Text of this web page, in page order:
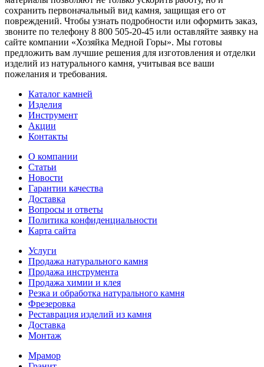
сохранить первоначальный вид камня, защищая его от
повреждений. Чтобы узнать подробности или оформить заказ,
звоните по телефону 8 800 505-20-45 или оставляйте заявку на
сайте компании «Хозяйка Медной Горы». Мы готовы
предложить вам лучшие решения для изготовления и отделки
изделий из натурального камня, учитывая все ваши
пожелания и требования.
Каталог камней
Изделия
Инструмент
Акции
Контакты
О компании
Статьи
Новости
Гарантии качества
Доставка
Вопросы и ответы
Политика конфиденциальности
Карта сайта
Услуги
Продажа натурального камня
Продажа инструмента
Продажа химии и клея
Резка и обработка натурального камня
Фрезеровка
Реставрация изделий из камня
Доставка
Монтаж
Мрамор